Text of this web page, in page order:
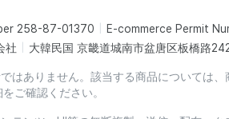
258-87-01370
E-commerce Permit
社 大韓民国 京畿道城南市盆唐区板橋路
ありません。該当する商品については、
ご確認ください。